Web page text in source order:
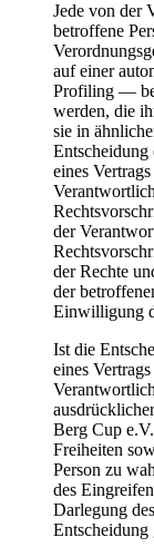
Jede von der
betroffene
auf einer
Profiling —
werden, die
sie in
eines
der
der Rechte
der
Einwilligung
Ist die
eines
Berg Cup
Freiheiten
Person zu
des
Darlegung
Entscheidung